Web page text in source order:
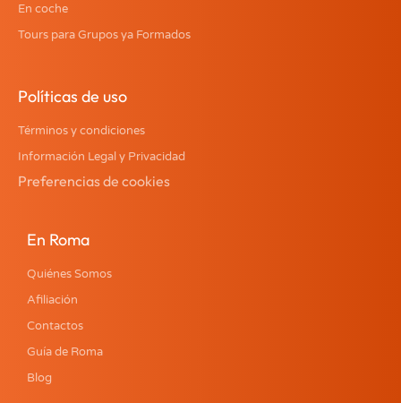
En coche
Tours para Grupos ya Formados
Políticas de uso
Términos y condiciones
Información Legal y Privacidad
Preferencias de cookies
En Roma
Quiénes Somos
Afiliación
Contactos
Guía de Roma
Blog